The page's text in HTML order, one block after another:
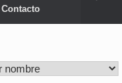
Contacto